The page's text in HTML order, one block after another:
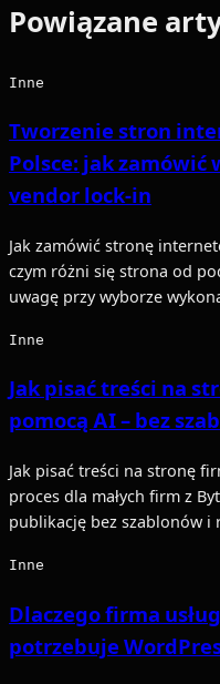
Powiązane
Inne
Tworzenie stron
Polsce: jak zamówić
vendor lock-in
Jak zamówić stronę
czym różni się strona od
uwagę przy wyborze
Inne
Jak pisać treści na
pomocą AI – bez
Jak pisać treści na stronę
proces dla małych firm z
publikację bez szablonów i
Inne
Dlaczego firma
potrzebuje